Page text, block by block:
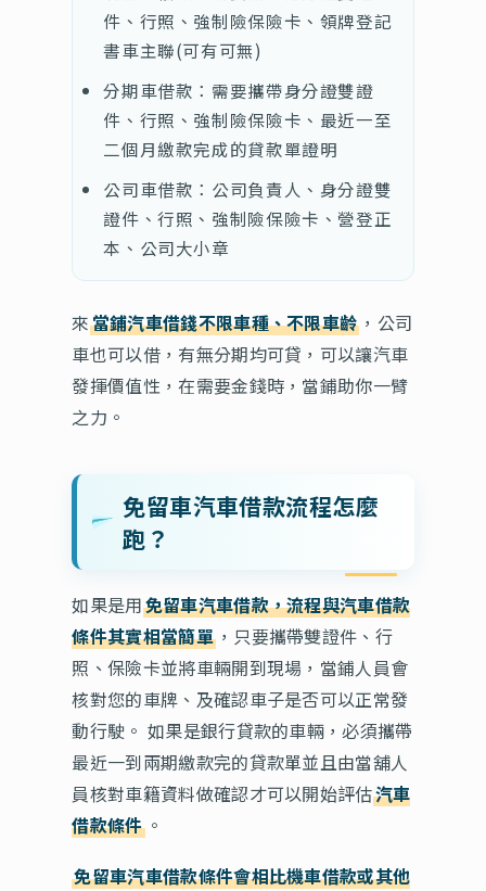
件、行照、強制險保險卡、領牌登記
書車主聯(可有可無)
分期車借款：需要攜帶身分證雙證
件、行照、強制險保險卡、最近一至
二個月繳款完成的貸款單證明
公司車借款：公司負責人、身分證雙
證件、行照、強制險保險卡、營登正
本、公司大小章
來當鋪汽車借錢不限車種、不限車齡 ，公司
車也可以借，有無分期均可貸，可以讓汽車
發揮價值性，在需要金錢時，當鋪助你一臂
之力。
免留車汽車借款流程怎麼
跑？
如果是用免留車汽車借款，流程與汽車借款
條件其實相當簡單，只要攜帶雙證件、行
照、保險卡並將車輛開到現場，當鋪人員會
核對您的車牌、及確認車子是否可以正常發
動行駛。 如果是銀行貸款的車輛，必須攜帶
最近一到兩期繳款完的貸款單並且由當舖人
員核對車籍資料做確認才可以開始評估汽車
借款條件。
免留車汽車借款條件會相比機車借款或其他